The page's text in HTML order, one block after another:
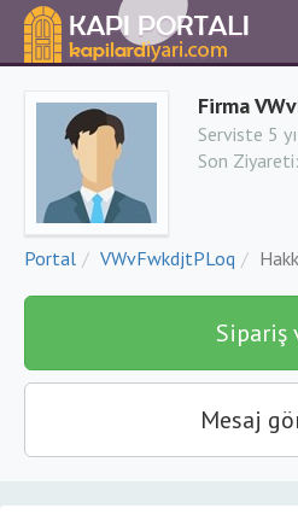
Firma
Serviste 5
Son Ziyareti:
Portal VWvFwkdjtPLoq
Sipariş
Mesaj